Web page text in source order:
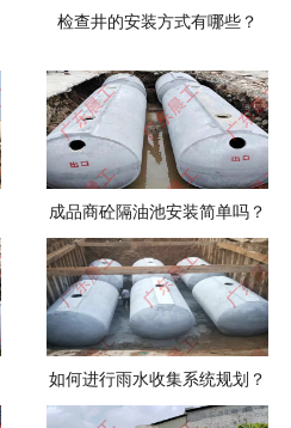
检查井的安装方式有哪些？
成品商砼隔油池安装简单吗？
如何进行雨水收集系统规划？